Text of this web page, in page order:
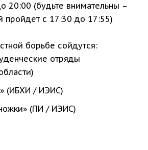
20:00 (будьте внимательны –
пройдет с 17:30 до 17:55)
борьбе сойдутся:
отряды
(ИБХИ / ИЭИС)
(ПИ / ИЭИС)